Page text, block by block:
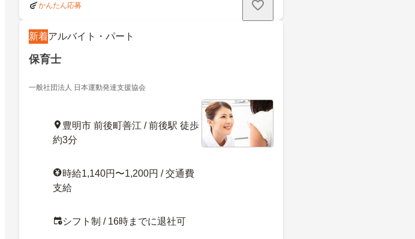
かんたん応募
新着アルバイト・パート
保育士
一般社団法人 日本運動発達支援協会
豊明市 前後町善江 / 前後駅 徒歩
約3分
時給1,140円〜1,200円 / 交通費
支給
シフト制 / 16時までに退社可